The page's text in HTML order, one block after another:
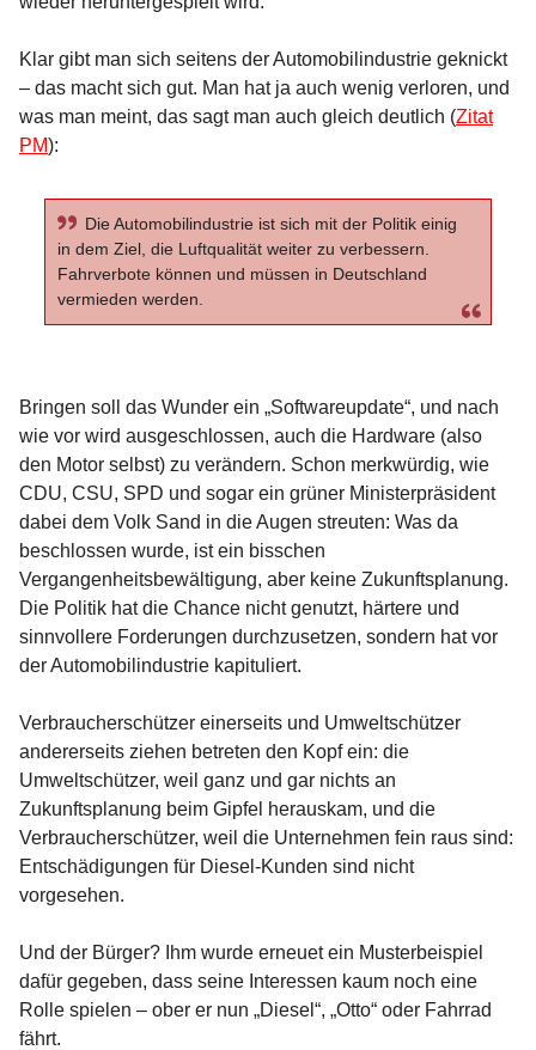
Klar gibt man sich seitens der Automobilindustrie geknickt
– das macht sich gut. Man hat ja auch wenig verloren, und
was man meint, das sagt man auch gleich deutlich (Zitat
PM):
Die Automobilindustrie ist sich mit der Politik einig
in dem Ziel, die Luftqualität weiter zu verbessern.
Fahrverbote können und müssen in Deutschland
vermieden werden.
Bringen soll das Wunder ein „Softwareupdate“, und nach
wie vor wird ausgeschlossen, auch die Hardware (also
den Motor selbst) zu verändern. Schon merkwürdig, wie
CDU, CSU, SPD und sogar ein grüner Ministerpräsident
dabei dem Volk Sand in die Augen streuten: Was da
beschlossen wurde, ist ein bisschen
Vergangenheitsbewältigung, aber keine Zukunftsplanung.
Die Politik hat die Chance nicht genutzt, härtere und
sinnvollere Forderungen durchzusetzen, sondern hat vor
der Automobilindustrie kapituliert.
Verbraucherschützer einerseits und Umweltschützer
andererseits ziehen betreten den Kopf ein: die
Umweltschützer, weil ganz und gar nichts an
Zukunftsplanung beim Gipfel herauskam, und die
Verbraucherschützer, weil die Unternehmen fein raus sind:
Entschädigungen für Diesel-Kunden sind nicht
vorgesehen.
Und der Bürger? Ihm wurde erneuet ein Musterbeispiel
dafür gegeben, dass seine Interessen kaum noch eine
Rolle spielen – ober er nun „Diesel“, „Otto“ oder Fahrrad
fährt.